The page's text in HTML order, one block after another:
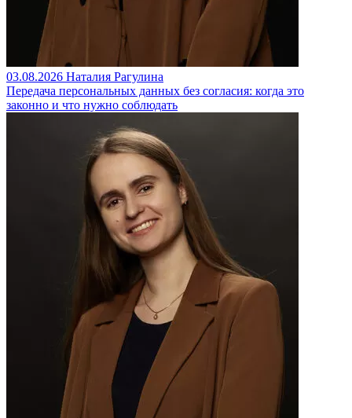
03.08.2026 Наталия Рагулина
Передача персональных данных без согласия: когда это
законно и что нужно соблюдать